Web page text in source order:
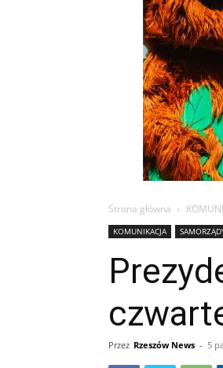
Strona główna
KOMUNIKACJA
Przez Rzeszów News - 5